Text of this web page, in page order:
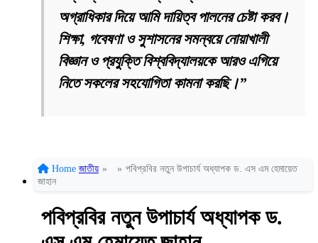
অগ্রাধিকার দিয়ে আমি দায়িত্ব পালনের চেষ্টা করব।
শিক্ষা, গবেষণা ও সুশাসনের সমন্বয়ে নোয়াখালী
বিজ্ঞান ও প্রযুক্তি বিশ্ববিদ্যালয়কে আরও এগিয়ে
নিতে সকলের সহযোগিতা কামনা করছি।”
Home জাতীয় » » পবিপ্রবির নতুন উপাচার্য অধ্যাপক ড. এস এম হেমায়েত
জাহান
পবিপ্রবির নতুন উপাচার্য অধ্যাপক ড.